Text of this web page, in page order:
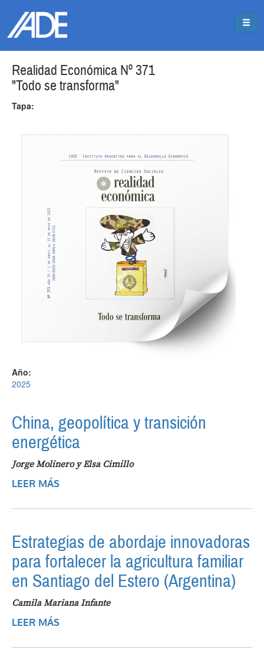
Realidad Económica Nº 371
"Todo se transforma"
Tapa:
Año:
2025
China, geopolítica y transición
energética
Jorge Molinero y Elsa Cimillo
LEER MÁS
Estrategias de abordaje innovadoras
para fortalecer la agricultura familiar
en Santiago del Estero (Argentina)
Camila Mariana Infante
LEER MÁS
AGRICULTURA FAMILIAR EN SANTIAGO